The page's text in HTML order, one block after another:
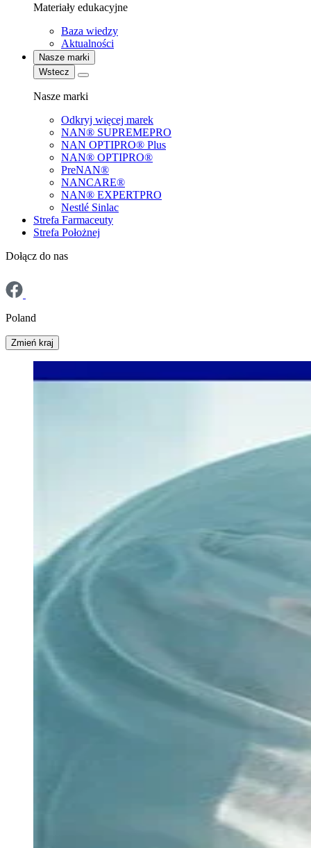
Materiały edukacyjne
Baza wiedzy
Aktualności
Nasze marki
Wstecz
Nasze marki
Odkryj więcej marek
NAN® SUPREMEPRO
NAN OPTIPRO® Plus
NAN® OPTIPRO®
PreNAN®
NANCARE®
NAN® EXPERTPRO
Nestlé Sinlac
Strefa Farmaceuty
Strefa Położnej
Dołącz do nas
Poland
Zmień kraj